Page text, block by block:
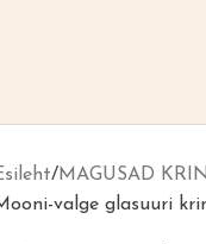
MAGUSAD
valge glasuuri